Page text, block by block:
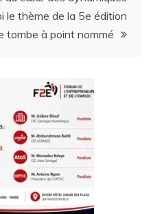
le thème de la 5e édition
tombe à point nommé